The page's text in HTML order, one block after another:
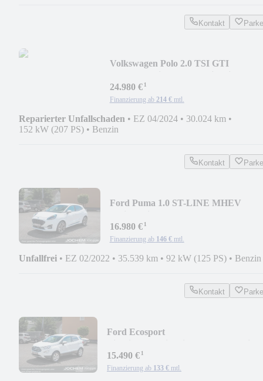
Kontakt
Volkswagen Polo 2.0 TSI GTI
24.980 €¹
Finanzierung ab 214 € mtl.
Reparierter Unfallschaden • EZ 04/2024 • 30.024 km •
152 kW (207 PS) • Benzin
Kontakt
Ford Puma 1.0 ST-LINE MHEV
16.980 €¹
Finanzierung ab 146 € mtl.
Unfallfrei • EZ 02/2022 • 35.539 km • 92 kW (125 PS) • Benzin
Kontakt
Ford Ecosport
15.490 €¹
Finanzierung ab 133 € mtl.